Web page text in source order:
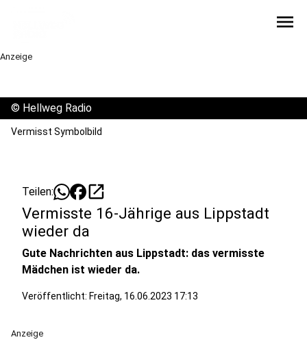
menu
Anzeige
© Hellweg Radio
Vermisst Symbolbild
Teilen: open_in_new
Vermisste 16-Jährige aus Lippstadt
wieder da
Gute Nachrichten aus Lippstadt: das vermisste
Mädchen ist wieder da.
Veröffentlicht: Freitag, 16.06.2023 17:13
Anzeige